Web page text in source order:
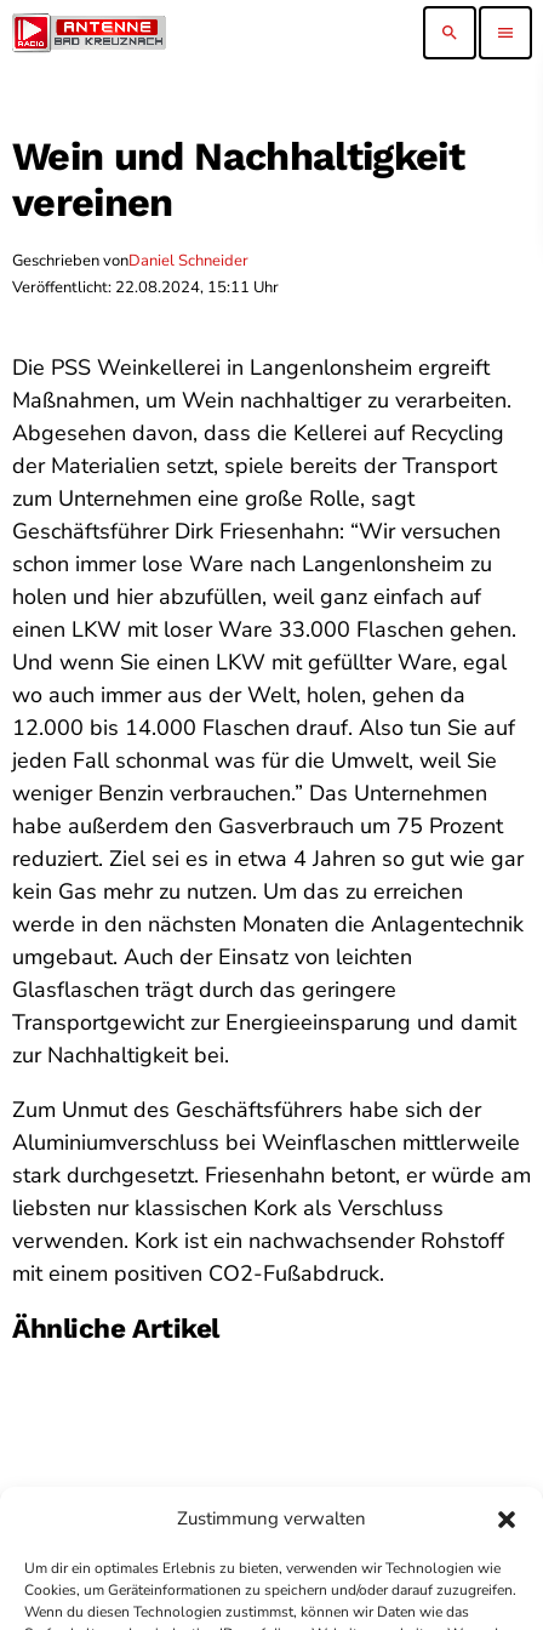
Zustimmung verwalten
Um dir ein optimales Erlebnis zu bieten, verwenden wir Technologien wie
Cookies, um Geräteinformationen zu speichern und/oder darauf zuzugreifen.
Wenn du diesen Technologien zustimmst, können wir Daten wie das
search menu
Wein und Nachhaltigkeit
vereinen
Geschrieben vonDaniel Schneider
Veröffentlicht: 22.08.2024, 15:11 Uhr
Die PSS Weinkellerei in Langenlonsheim ergreift
Maßnahmen, um Wein nachhaltiger zu verarbeiten.
Abgesehen davon, dass die Kellerei auf Recycling
der Materialien setzt, spiele bereits der Transport
zum Unternehmen eine große Rolle, sagt
Geschäftsführer Dirk Friesenhahn: “Wir versuchen
schon immer lose Ware nach Langenlonsheim zu
holen und hier abzufüllen, weil ganz einfach auf
einen LKW mit loser Ware 33.000 Flaschen gehen.
Und wenn Sie einen LKW mit gefüllter Ware, egal
wo auch immer aus der Welt, holen, gehen da
12.000 bis 14.000 Flaschen drauf. Also tun Sie auf
jeden Fall schonmal was für die Umwelt, weil Sie
weniger Benzin verbrauchen.” Das Unternehmen
habe außerdem den Gasverbrauch um 75 Prozent
reduziert. Ziel sei es in etwa 4 Jahren so gut wie gar
kein Gas mehr zu nutzen. Um das zu erreichen
werde in den nächsten Monaten die Anlagentechnik
umgebaut. Auch der Einsatz von leichten
Glasflaschen trägt durch das geringere
Transportgewicht zur Energieeinsparung und damit
zur Nachhaltigkeit bei.
Zum Unmut des Geschäftsführers habe sich der
Aluminiumverschluss bei Weinflaschen mittlerweile
stark durchgesetzt. Friesenhahn betont, er würde am
liebsten nur klassischen Kork als Verschluss
verwenden. Kork ist ein nachwachsender Rohstoff
mit einem positiven CO2-Fußabdruck.
Ähnliche Artikel